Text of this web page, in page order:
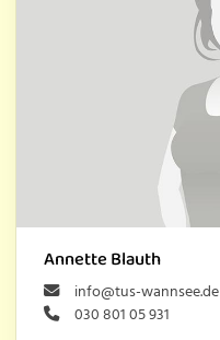
Annette Blauth
info@tus-wannsee.de
030 801 05 931